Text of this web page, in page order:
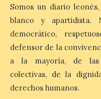
La décimo
de «León
envía Paulino
desde Benidorm
5 Ago 2026
de…viaje.
Somos un diario
blanco y apartidista.
democrático,
defensor de la
a la mayoría, de las
colectivas, de la
derechos humanos.